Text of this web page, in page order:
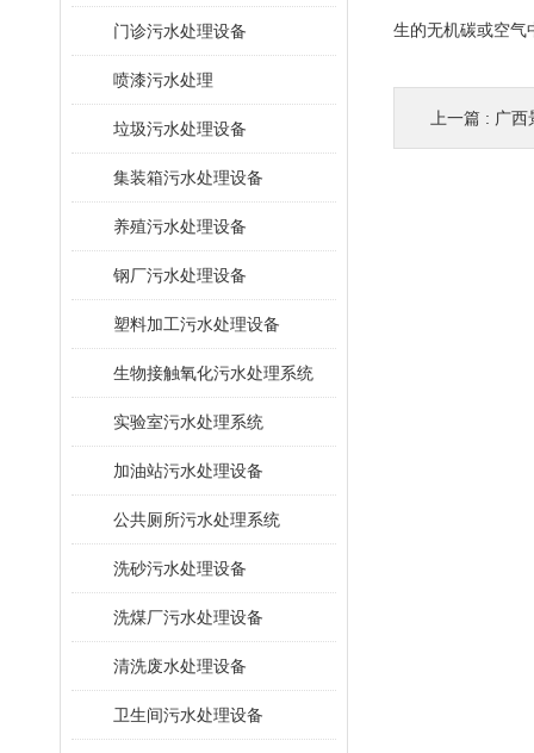
门诊污水处理设备
喷漆污水处理
垃圾污水处理设备
集装箱污水处理设备
养殖污水处理设备
钢厂污水处理设备
塑料加工污水处理设备
生物接触氧化污水处理系统
​实验室污水处理系统
加油站污水处理设备
公共厕所污水处理系统
洗砂污水处理设备
洗煤厂污水处理设备
清洗废水处理设备
卫生间污水处理设备
生的无机碳或空气
上一篇 : 广西